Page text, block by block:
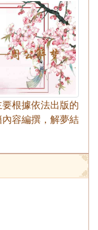
根據依法出版的
容編撰，解夢結